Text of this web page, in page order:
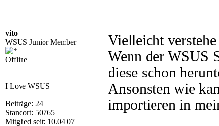
vito
WSUS Junior Member
Offline
I Love WSUS
Beiträge: 24
Standort: 50765
Mitglied seit: 10.04.07
Vielleicht
Wenn der WSUS
diese schon
Ansonsten wie
importieren in